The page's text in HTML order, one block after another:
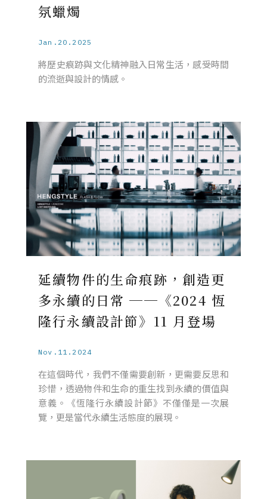
氛蠟燭
Jan.20.2025
將歷史痕跡與文化精神融入日常生活，感受時間
的流逝與設計的情感。
延續物件的生命痕跡，創造更
多永續的日常 ──《2024 恆
隆行永續設計節》11 月登場
Nov.11.2024
在這個時代，我們不僅需要創新，更需要反思和
珍惜，透過物件和生命的重生找到永續的價值與
意義。《恆隆行永續設計節》不僅僅是一次展
覽，更是當代永續生活態度的展現。